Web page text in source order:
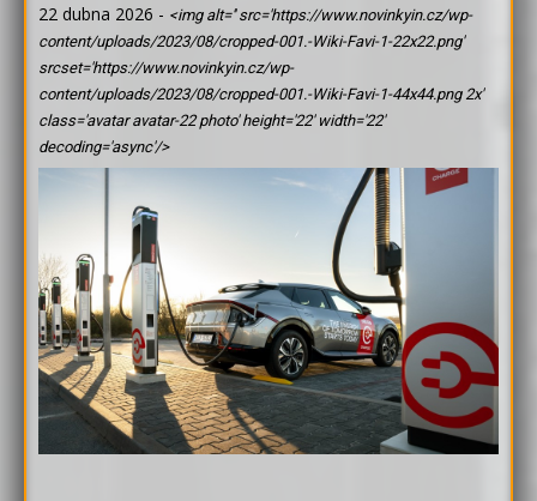
22 dubna 2026 - <img alt='' src='https://www.novinkyin.cz/wp-
content/uploads/2023/08/cropped-001.-Wiki-Favi-1-22x22.png'
srcset='https://www.novinkyin.cz/wp-
content/uploads/2023/08/cropped-001.-Wiki-Favi-1-44x44.png 2x'
class='avatar avatar-22 photo' height='22' width='22'
decoding='async'/>